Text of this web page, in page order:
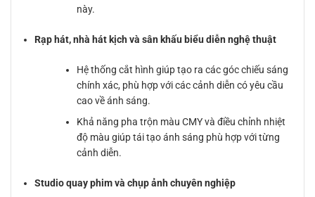
này.
Rạp hát, nhà hát kịch và sân khấu biểu diễn nghệ thuật
Hệ thống cắt hình giúp tạo ra các góc chiếu sáng
chính xác, phù hợp với các cảnh diễn có yêu cầu
cao về ánh sáng.
Khả năng pha trộn màu CMY và điều chỉnh nhiệt
độ màu giúp tái tạo ánh sáng phù hợp với từng
cảnh diễn.
Studio quay phim và chụp ảnh chuyên nghiệp